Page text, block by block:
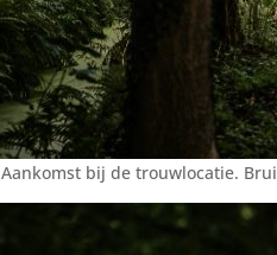
Aankomst bij de trouwlocatie.